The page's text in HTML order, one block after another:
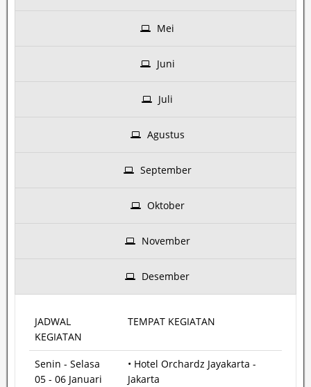
Mei
Juni
Juli
Agustus
September
Oktober
November
Desember
JADWAL
KEGIATAN
TEMPAT KEGIATAN
Senin - Selasa
05 - 06 Januari
• Hotel Orchardz Jayakarta -
Jakarta